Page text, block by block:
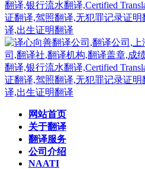
网站首页
关于翻译
翻译服务
公司介绍
NAATI